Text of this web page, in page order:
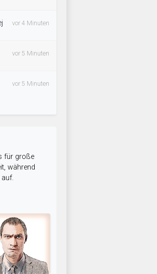
vor 4 Minuten
vor 5 Minuten
vor 5 Minuten
für große
während